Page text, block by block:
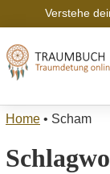
Verstehe
Home • Scham